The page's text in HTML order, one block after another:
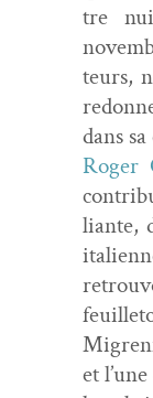
tre
teurs,
dans
Roger
liante,
et